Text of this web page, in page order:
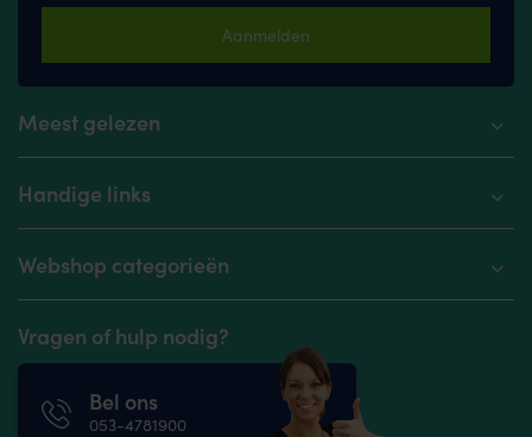
Aanmelden
Meest gelezen
Handige links
Webshop categorieën
Vragen of hulp nodig?
Bel ons
053-4781900